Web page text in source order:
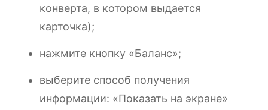
конверта, в котором выдается
карточка);
нажмите кнопку «Баланс»;
выберите способ получения
информации: «Показать на экране»